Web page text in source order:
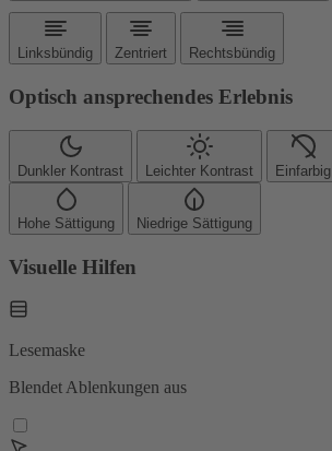
Linksbündig Zentriert Rechtsbündig
Optisch ansprechendes Erlebnis
Dunkler Kontrast Leichter Kontrast Einfarbig
Hohe Sättigung Niedrige Sättigung
Visuelle Hilfen
Lesemaske
Blendet Ablenkungen aus